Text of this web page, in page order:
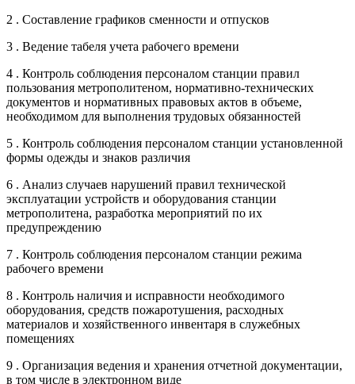
2 . Составление графиков сменности и отпусков
3 . Ведение табеля учета рабочего времени
4 . Контроль соблюдения персоналом станции правил
пользования метрополитеном, нормативно-технических
документов и нормативных правовых актов в объеме,
необходимом для выполнения трудовых обязанностей
5 . Контроль соблюдения персоналом станции установленной
формы одежды и знаков различия
6 . Анализ случаев нарушений правил технической
эксплуатации устройств и оборудования станции
метрополитена, разработка мероприятий по их
предупреждению
7 . Контроль соблюдения персоналом станции режима
рабочего времени
8 . Контроль наличия и исправности необходимого
оборудования, средств пожаротушения, расходных
материалов и хозяйственного инвентаря в служебных
помещениях
9 . Организация ведения и хранения отчетной документации,
в том числе в электронном виде